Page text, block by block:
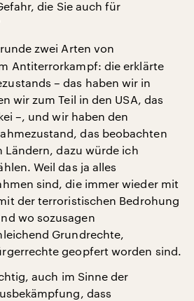
die Sie auch für
zwei Arten von
Antiterrorkampf: die erklärte
– das haben wir in
wir zum Teil in den USA, das
–, und wir haben den
das beobachten
Ländern, dazu würde ich
Weil das ja alles
sind, die immer wieder mit
der terroristischen Bedrohung
wo sozusagen
Grundrechte,
geopfert worden sind.
auch im Sinne der
dass